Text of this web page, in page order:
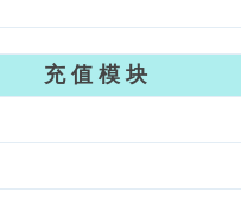
充 值 模 块